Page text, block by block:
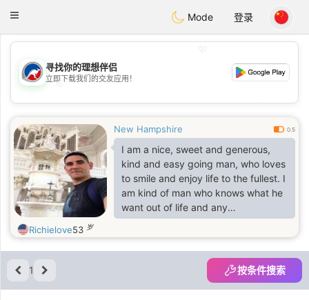
AustraliaChat
Toggle
Mode 登录
💖
💕
寻找你的理想伴侣
立即下载我们的交友应用！
New Hampshire 0.5
I am a nice, sweet and generous,
kind and easy going man, who loves
to smile and enjoy life to the fullest. I
am kind of man who knows what he
want out of life and any
relationship,and wants the best in
everything.I am hardworking and
loyal. I will never betray a friend, and
I try to treat people with respect and
equality. I dream of simple things:
Richielove53 岁
1 按条件搜索